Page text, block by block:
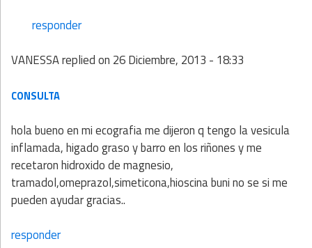
responder
VANESSAreplied on 26 Diciembre, 2013 - 18:33
CONSULTA
hola bueno en mi ecografia me dijeron q tengo la vesicula
inflamada, higado graso y barro en los riñones y me
recetaron hidroxido de magnesio,
tramadol,omeprazol,simeticona,hioscina buni no se si me
pueden ayudar gracias..
responder